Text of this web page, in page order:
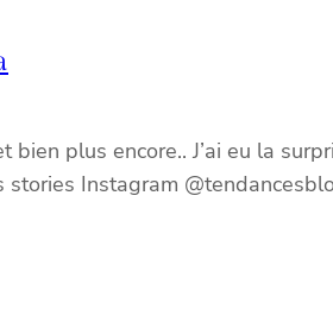
plus encore.. J’ai eu la
Instagram